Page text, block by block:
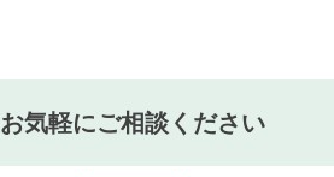
お気軽にご相談ください